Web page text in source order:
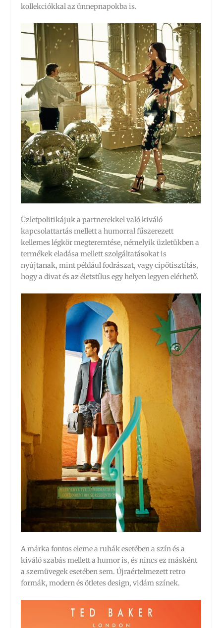
kollekciókkal az ünnepnapokba is.
Üzletpolitikájuk a partnerekkel való kiváló
kapcsolattartás mellett a humorral fűszerezett
kellemes légkör megteremtése, némelyik üzletükben a
termékek eladása mellett szolgáltatásokat is
nyújtanak, mint például fodrászat, vagy cipőtisztítás,
hogy a divat és az életstílus egy helyen legyen elérhető.
A márka fontos eleme a ruhák esetében a szín és a
kiváló szabás mellett a humor is, és nincs ez másként
a szemüvegek esetében sem. Újraértelmezett retro
formák, modern és ötletes design, vidám színek.